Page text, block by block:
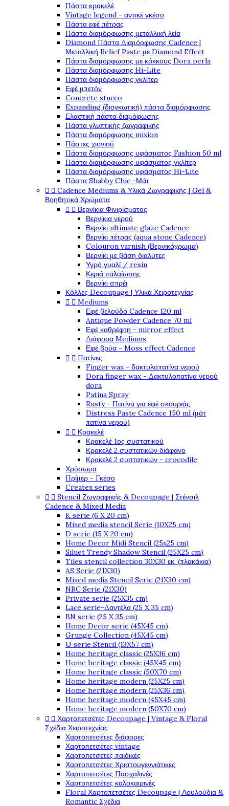
Πάστα κρακελέ
Vintage legend - αντικέ γκέσο
Πάστα εφέ πέτρας
Πάστα διαμόρφωσης μεταλλική λεία
Diamond Πάστα Διαμόρφωσης Cadence |
Μεταλλική Relief Paste με Diamond Effect
Πάστα διαμόρφωσης με κόκκους Dora perla
Πάστα διαμόρφωσης Hi-Lite
Πάστα διαμόρφωσης γκλίτερ
Εφέ μπετόν
Concrete stucco
Expanding (διογκωτική) πάστα διαμόρφωσης
Ελαστική πάστα διαμόφωσης
Πάστα γλυπτικής ζωγραφικής
Πάστα διαμόρφωσης mixion
Πάστες χιονιού
Πάστα διαμόρφωσης υφάσματος Fashion 50 ml
Πάστα διαμόρφωσης υφάσματος γκλίτερ
Πάστα διαμόρφωσης υφάσματος Hi-Lite
Πάστα Shabby Chic -Μάτ
  Cadence Mediums & Υλικά Ζωγραφικής | Gel &
Βοηθητικά Χρώματα
  Βερνίκια Φινιρίσματος
Βερνίκια νερού
Βερνίκι ultimate glaze Cadence
Βερνίκι πέτρας (aqua stone Cadence)
Colouron varnish (Βερνικόχρωμα)
Βερνίκι με βάση διαλύτες
Υγρό γυαλί / resin
Κεριά παλαίωσης
Βερνίκι σπρέι
Κόλλες Decoupage | Υλικά Χειροτεχνίας
  Mediums
Εφέ βελούδο Cadence 120 ml
Antique Powder Cadence 70 ml
Εφέ καθρέφτη - mirror effect
Διάφορα Mediums
Εφέ βρύα - Moss effect Cadence
  Πατίνες
Finger wax - δακτυλοπατίνα νερού
Dora finger wax - Δακτυλοπατίνα νερού
dora
Patina Spray
Rusty - Πατίνα για εφέ σκουριάς
Distress Paste Cadence 150 ml (μάτ
πατίνα νερού)
  Κρακελέ
Κρακελέ 1ος συστατικού
Κρακελέ 2 συστατικών διάφανο
Κρακελέ 2 συστατικών - crocodile
Χρύσωμα
Πρίμερ - Γκέσο
Createx series
  Stencil Ζωγραφικής & Decoupage | Στένσιλ
Cadence & Mixed Media
K serie (6 X 20 cm)
Mixed media stencil Serie (10X25 cm)
D serie (15 X 20 cm)
Home Decor Midi Stencil (25x25 cm)
Siluet Trendy Shadow Stencil (25X25 cm)
Tiles stencil collection 30X30 εκ. (πλακάκια)
AS Serie (21X30)
Mixed media Stencil Serie (21X30 cm)
NBC Serie (21X30)
Private serie (25X35 cm)
Lace serie-Δαντέλα (25 X 35 cm)
BN serie (25 X 35 cm)
Home Decor serie (45X45 cm)
Grunge Collection (45X45 cm)
U serie Stencil (13X57 cm)
Home heritage classic (25X36 cm)
Home heritage classic (45X45 cm)
Home heritage classic (50X70 cm)
Home heritage modern (25X25 cm)
Home heritage modern (25X36 cm)
Home heritage modern (45X45 cm)
Home heritage modern (50X70 cm)
  Χαρτοπετσέτες Decoupage | Vintage & Floral
Σχέδια Χειροτεχνίας
Χαρτοπετσέτες διάφορες
Χαρτοπετσέτες vintage
Χαρτοπετσέτες παιδικές
Χαρτοπετσέτες Χριστουγεννιάτικες
Χαρτοπετσέτες Πασχαλινές
Χαρτοπετσέτες καλοκαιρινές
Floral Χαρτοπετσέτες Decoupage | Λουλούδια &
Romantic Σχέδια